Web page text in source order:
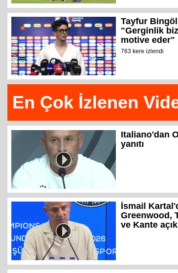
Tayfur
"Gerginlik
motive eder"
763 kere izlendi
En Çok İzlenen
Italiano'dan
yanıtı
İsmail
Greenwood,
ve Kante